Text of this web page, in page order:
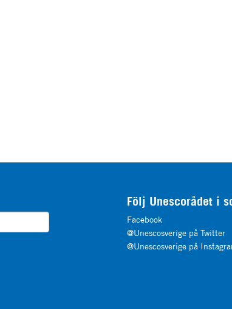
Följ Unescorådet i
Facebook
@Unescosverige på Twitter
@Unescosverige på